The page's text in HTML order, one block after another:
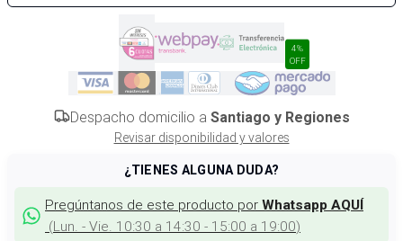
4%
OFF
Despacho domicilio a Santiago y Regiones
Revisar disponibilidad y valores
¿TIENES ALGUNA DUDA?
Pregúntanos de este producto por Whatsapp AQUÍ
(Lun. - Vie. 10:30 a 14:30 - 15:00 a 19:00)